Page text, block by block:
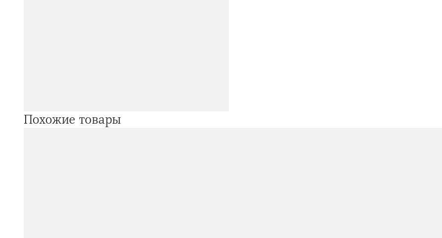
Похожие товары